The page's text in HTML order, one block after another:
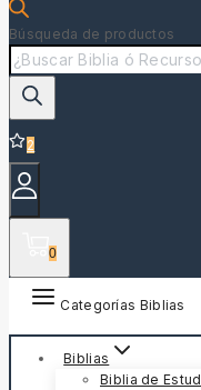
Búsqueda de productos
2
0
Categorías Biblias
Biblias
Biblia de